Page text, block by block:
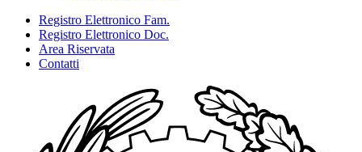
Registro Elettronico Fam.
Registro Elettronico Doc.
Area Riservata
Contatti